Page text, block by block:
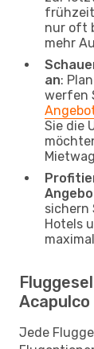
nur oft
mehr
an:
werfen
Sie die
sichern
Hotels
Jede